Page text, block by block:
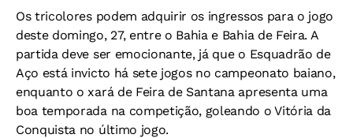
Os tricolores podem adquirir os ingressos para o jogo
deste domingo, 27, entre o Bahia e Bahia de Feira. A
partida deve ser emocionante, já que o Esquadrão de
Aço está invicto há sete jogos no campeonato baiano,
enquanto o xará de Feira de Santana apresenta uma
boa temporada na competição, goleando o Vitória da
Conquista no último jogo.